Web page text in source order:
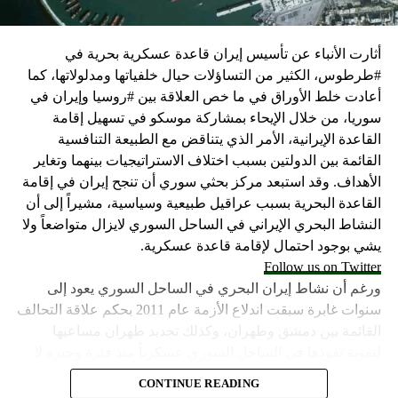
التسلح”.
وفي هذا السياق، قال الكاتب والباحث السياسي الفلسطيني
جمال زقوت في حديث لـ”سكاي نيوز عربية”:
حماس ليست عقبة في المفاوضات وأي حديث من هذا
القبيل تجني على الموقف الفلسطيني.
المعضلة الأساسية هي أن نتنياهو يعرض المجتمع
الإسرائيلي والمنطقة للخطر.
حماس وافقت على الإطار الرئيسي الذي قدمه جو بايدن
وقالت إنها وافقت على تصورات يوليو.
حماس تدرك أن وقف إطلاق النار مصلحة لفلسطين
والمنطقة.
حماس منذ ديسمبر قدمت لمصر رأيا يقول إنها مستعدة
أثارت الأنباء عن تأسيس إيران قاعدة عسكرية بحرية في
#طرطوس، الكثير من التساؤلات حيال خلفياتها ومدلولاتها، كما
أعادت خلط الأوراق في ما خص العلاقة بين #روسيا وإيران في
سوريا، من خلال الإيحاء بمشاركة موسكو في تسهيل إقامة
القاعدة الإيرانية، الأمر الذي يتناقض مع الطبيعة التنافسية
القائمة بين الدولتين بسبب اختلاف الاستراتيجيات بينهما وتغاير
الأهداف. وقد استبعد مركز بحثي سوري أن تنجح إيران في إقامة
القاعدة البحرية بسبب عراقيل طبيعية وسياسية، مشيراً إلى أن
النشاط البحري الإيراني في الساحل السوري لايزال متواضعاً ولا
يشي بوجود احتمال لإقامة قاعدة عسكرية.
Follow us on Twitter
ورغم أن نشاط إيران البحري في الساحل السوري يعود إلى
سنوات غابرة سبقت اندلاع الأزمة عام 2011 بحكم علاقة التحالف
تتعدى العام، إلا أن بعض وسائل الإعلام السورية المعارضة تحدث
CONTINUE READING